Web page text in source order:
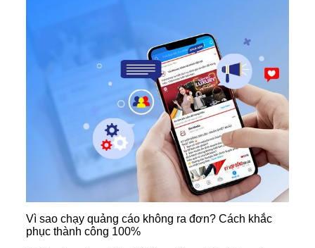
Vì sao chạy quảng cáo không ra đơn? Cách khắc
phục thành công 100%